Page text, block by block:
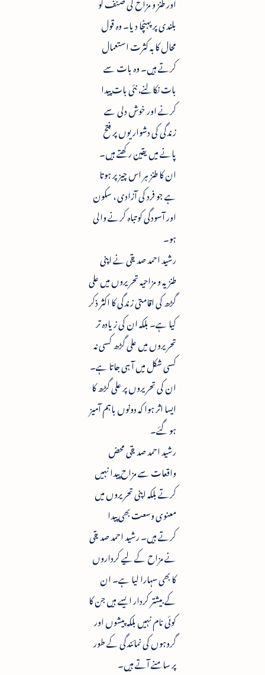
بلندی پر پہنچا دیا۔ وہ قول
محال کا بہ کثرت استعمال
کرتے ہیں۔ وہ بات سے
بات نکالنے، نئی بات پیدا
کرنے اور خوش دلی سے
زندگی کی دشواریوں پر فتح
پانے میں یقین رکھتے ہیں۔
ان کا طنز ہر اس چیز پر ہوتا
ہے جو فرد کی آزادی ، سکون
اور آسودگی کو تباہ کرنے والی
ہو۔
رشید احمد صدیقی نے اپنی
طنزیہ و مزاحیہ تحریروں میں علی
گڑھ کی اقامتی زندگی کا اکثر ذکر
کیا ہے۔ بلکہ ان کی زیادہ تر
تحریروں میں علی گڑھ کسی نہ
کسی شکل میں آ ہی جاتا ہے۔
ان کی تحریروں پر علی گڑھ کا
ایسا اثر ہوا کہ دونوں باہم آمیز
ہو گئے۔
رشید احمد صدیقی محض
واقعات سے مزاح پیدا نہیں
کرتے بلکہ اپنی تحریروں میں
معنوی وسعت بھی پیدا
کرتے ہیں۔ رشید احمد صدیقی
نے مزاح کے لیے کرداروں
کا بھی سہارا لیا ہے۔ ان
کے بیشتر کردار ایسے ہیں جن کا
کوئی نام نہیں بلکہ پیشوں اور
گروہوں کی نمائندگی کے طور
پر سامنے آتے ہیں۔